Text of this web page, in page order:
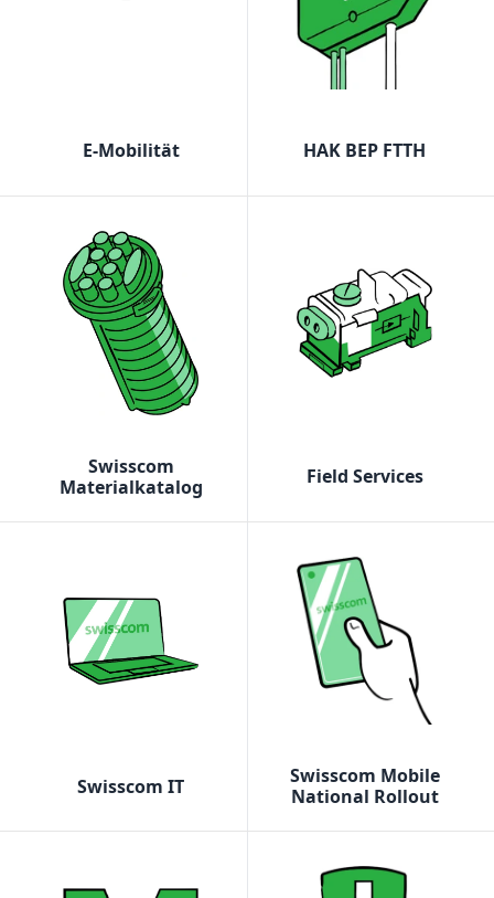
E-Mobilität HAK BEP FTTH
Swisscom
Materialkatalog
Field Services
Swisscom IT
Swisscom Mobile
National Rollout